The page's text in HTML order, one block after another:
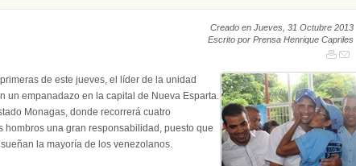
Creado en Jueves, 31 Octubre 2013
Escrito por Prensa Henrique Capriles
de este jueves, el líder de la unidad
un empanadazo en la capital de Nueva Esparta.
Monagas, donde recorrerá cuatro
una gran responsabilidad, puesto que
la mayoría de los venezolanos.